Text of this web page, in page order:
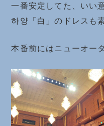
一番安定してた、いい
하양「白」のドレスも
本番前にはニューオー